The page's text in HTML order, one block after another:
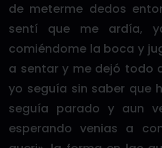
de meterme dedos
sentí que me ardía,
comiéndome la boca y
a sentar y me dejó todo
yo seguía sin saber que
seguía parado y aun
esperando venias a